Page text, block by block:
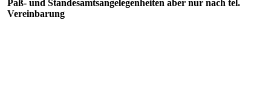
Paß- und Standesamtsangelegenheiten aber nur nach tel.
Vereinbarung